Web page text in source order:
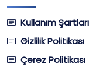
Kullanım Şartları
Gizlilik Politikası
Çerez Politikası